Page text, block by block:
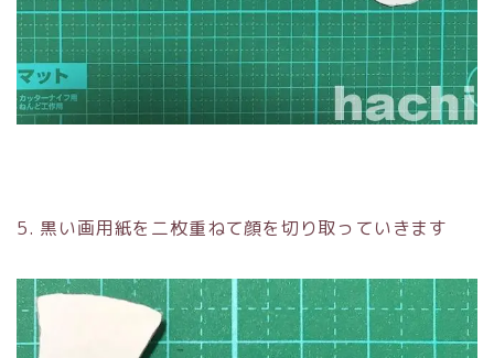
5. 黒い画用紙を二枚重ねて顔を切り取っていきます